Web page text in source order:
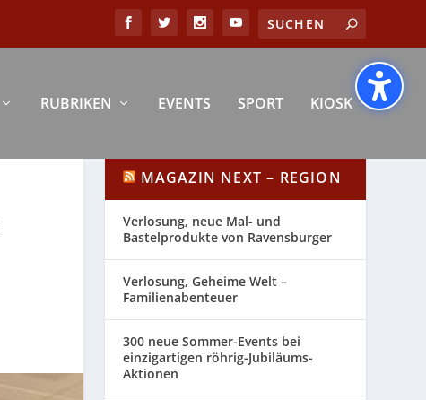
RUBRIKEN EVENTS SPORT KIOSK
MAGAZIN NEXT – REGION
Verlosung, neue Mal- und
Bastelprodukte von Ravensburger
Verlosung, Geheime Welt –
Familienabenteuer
300 neue Sommer-Events bei
einzigartigen röhrig-Jubiläums-
Aktionen